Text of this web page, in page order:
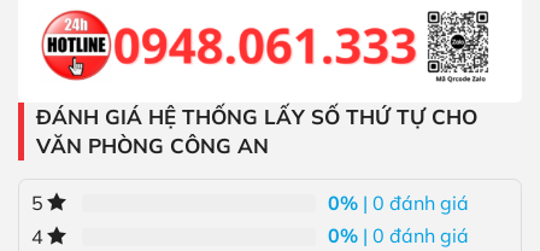
ĐÁNH GIÁ HỆ THỐNG LẤY SỐ THỨ TỰ CHO
VĂN PHÒNG CÔNG AN
5 0% | 0 đánh giá
4
0% | 0 đánh giá